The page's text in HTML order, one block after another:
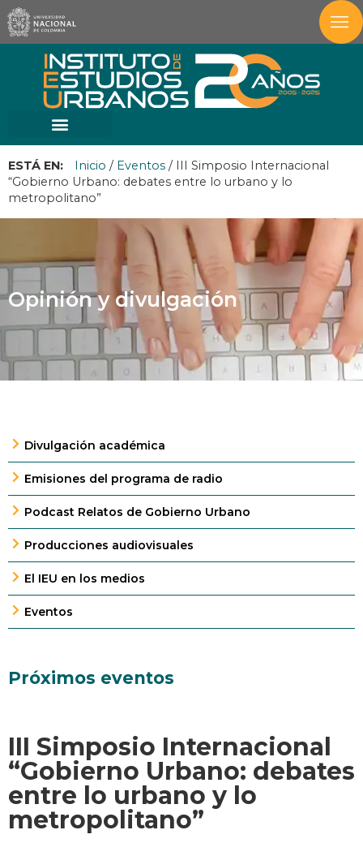
ESTÁ EN: Inicio / Eventos / III Simposio Internacional
“Gobierno Urbano: debates entre lo urbano y lo
metropolitano”
Opinión y divulgación
Divulgación académica
Emisiones del programa de radio
Podcast Relatos de Gobierno Urbano
Producciones audiovisuales
El IEU en los medios
Eventos
Próximos eventos
III Simposio Internacional
“Gobierno Urbano: debates
entre lo urbano y lo
metropolitano”